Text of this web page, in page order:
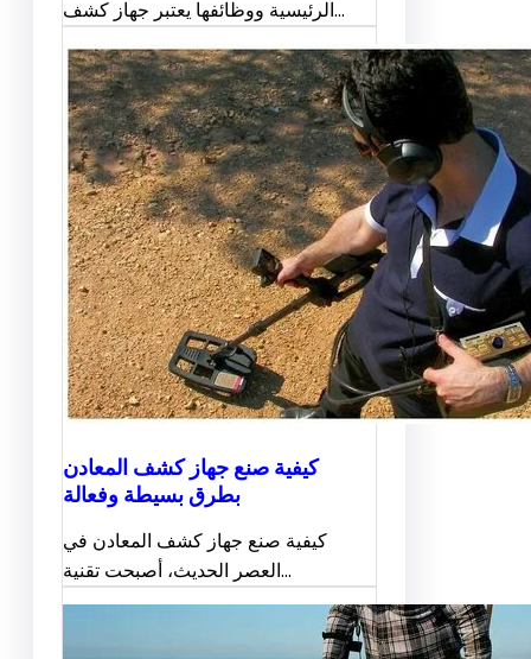
الرئيسية ووظائفها يعتبر جهاز كشف…
كيفية صنع جهاز كشف المعادن
بطرق بسيطة وفعالة
كيفية صنع جهاز كشف المعادن في
العصر الحديث، أصبحت تقنية…